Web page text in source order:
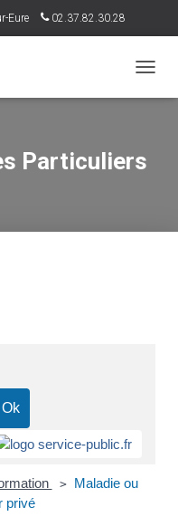
Eure 02.37.82.30.28
É
E
N
Particuliers
>
Maladie ou
privé